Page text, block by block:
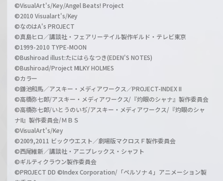
©VisualArt's/Key/Angel Beats! Project
©2010 Visualart's/Key
©なのはA's PROJECT
©真島ヒロ／講談社・フェアリーテイル製作ギルド・テレビ東京
©1999-2010 TYPE-MOON
©Bushiroad illust:たにはらなつき(EDEN'S NOTES)
©Bushiroad/Project MILKY HOLMES
©カラー
©鎌池和馬／アスキー・メディアワークス／PROJECT-INDEX II
©高橋弥七郎/アスキー・メディアワークス/『灼眼のシャナ』製作委員会
©高橋弥七郎/いとうのいぢ/アスキー・メディアワークス/『灼眼のシャ
ナII』製作委員会/ＭＢＳ
©VisualArt's/Key
©2009,2011 ビックウエスト／劇場版マクロスＦ製作委員会
©西尾維新／講談社・アニプレックス・シャフト
©ギルティクラウン製作委員会
©PROJECT DD ©Index Corporation/「ペルソナ４」アニメーション製